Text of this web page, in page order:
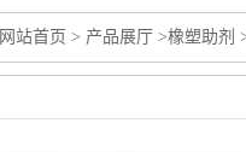
网站首页 > 产品展厅 >橡塑助剂